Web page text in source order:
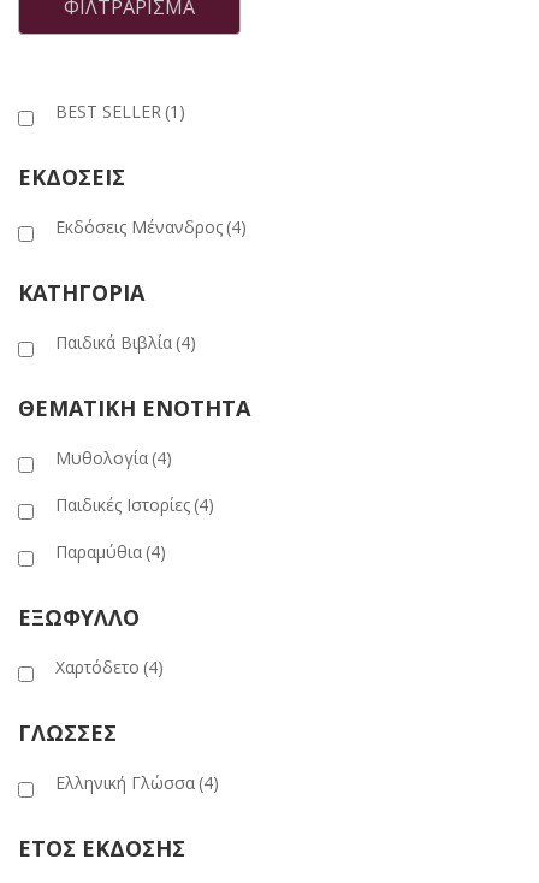
ΦΙΛΤΡΆΡΙΣΜΑ
BEST SELLER (1)
ΕΚΔΟΣΕΙΣ
Εκδόσεις Μένανδρος (4)
ΚΑΤΗΓΟΡΙΑ
Παιδικά Βιβλία (4)
ΘΕΜΑΤΙΚΗ ΕΝΟΤΗΤΑ
Μυθολογία (4)
Παιδικές Ιστορίες (4)
Παραμύθια (4)
ΕΞΩΦΥΛΛΟ
Χαρτόδετο (4)
ΓΛΩΣΣΕΣ
Ελληνική Γλώσσα (4)
ΕΤΟΣ ΕΚΔΟΣΗΣ